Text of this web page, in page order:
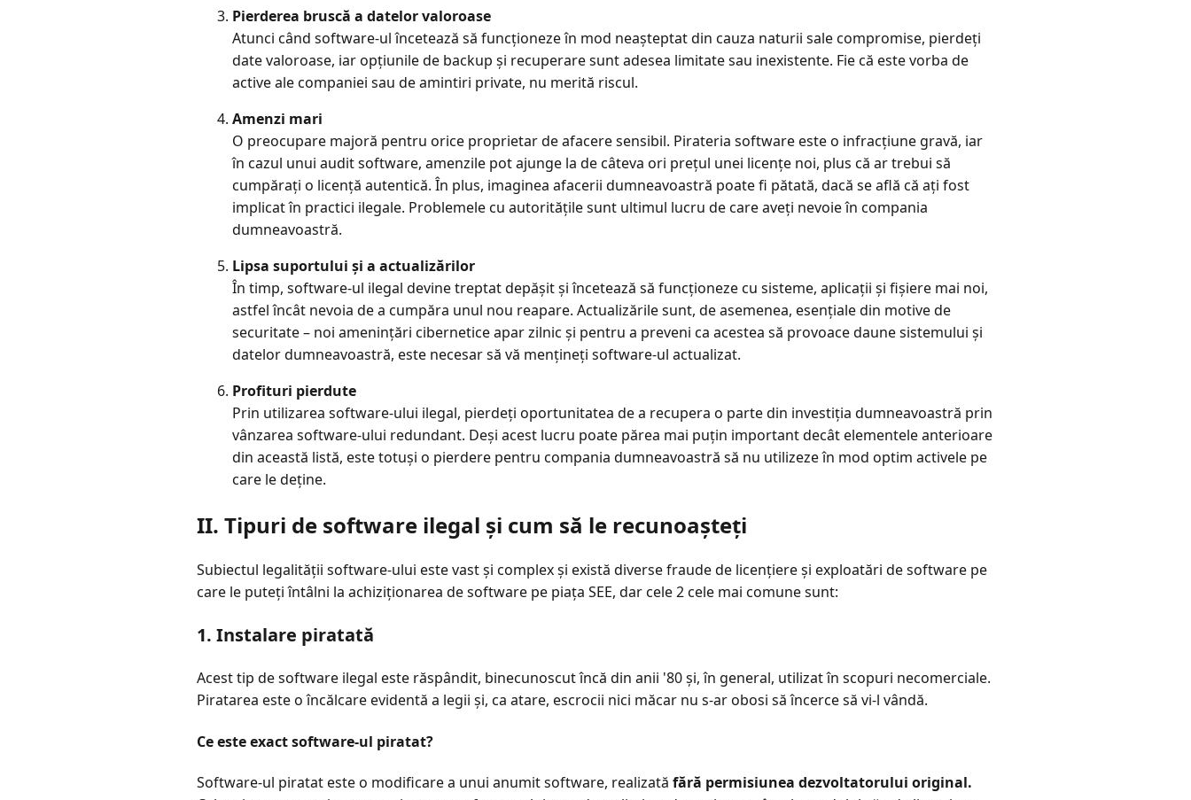
Pierderea bruscă a datelor valoroase
Atunci când software-ul încetează să funcționeze în mod neașteptat din cauza naturii sale compromise, pierdeți
date valoroase, iar opțiunile de backup și recuperare sunt adesea limitate sau inexistente. Fie că este vorba de
active ale companiei sau de amintiri private, nu merită riscul.
Amenzi mari
O preocupare majoră pentru orice proprietar de afacere sensibil. Pirateria software este o infracțiune gravă, iar
în cazul unui audit software, amenzile pot ajunge la de câteva ori prețul unei licențe noi, plus că ar trebui să
cumpărați o licență autentică. În plus, imaginea afacerii dumneavoastră poate fi pătată, dacă se află că ați fost
implicat în practici ilegale. Problemele cu autoritățile sunt ultimul lucru de care aveți nevoie în compania
dumneavoastră.
Lipsa suportului și a actualizărilor
În timp, software-ul ilegal devine treptat depășit și încetează să funcționeze cu sisteme, aplicații și fișiere mai noi,
astfel încât nevoia de a cumpăra unul nou reapare. Actualizările sunt, de asemenea, esențiale din motive de
securitate – noi amenințări cibernetice apar zilnic și pentru a preveni ca acestea să provoace daune sistemului și
datelor dumneavoastră, este necesar să vă mențineți software-ul actualizat.
Profituri pierdute
Prin utilizarea software-ului ilegal, pierdeți oportunitatea de a recupera o parte din investiția dumneavoastră prin
vânzarea software-ului redundant. Deși acest lucru poate părea mai puțin important decât elementele anterioare
din această listă, este totuși o pierdere pentru compania dumneavoastră să nu utilizeze în mod optim activele pe
care le deține.
II. Tipuri de software ilegal și cum să le recunoașteți
Subiectul legalității software-ului este vast și complex și există diverse fraude de licențiere și exploatări de software pe
care le puteți întâlni la achiziționarea de software pe piața SEE, dar cele 2 cele mai comune sunt:
1. Instalare piratată
Acest tip de software ilegal este răspândit, binecunoscut încă din anii '80 și, în general, utilizat în scopuri necomerciale.
Piratarea este o încălcare evidentă a legii și, ca atare, escrocii nici măcar nu s-ar obosi să încerce să vi-l vândă.
Ce este exact software-ul piratat?
Software-ul piratat este o modificare a unui anumit software, realizată fără permisiunea dezvoltatorului original.